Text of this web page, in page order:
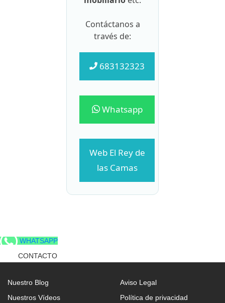
Contáctanos a
través de:
683132323
Whatsapp
Web El Rey de
las Camas
WHATSAPP
CONTACTO
Nuestro Blog
Nuestros Vídeos
Aviso Legal
Política de privacidad